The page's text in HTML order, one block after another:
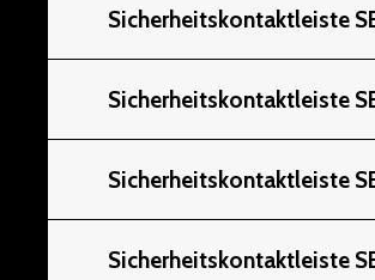
Sicherheitskontaktleiste
Sicherheitskontaktleiste
Sicherheitskontaktleiste
Sicherheitskontaktleiste